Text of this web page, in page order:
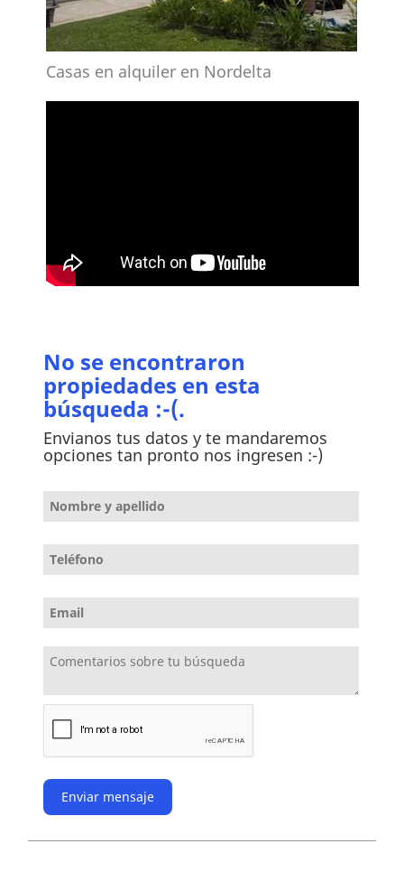
Casas en alquiler en Nordelta
No se encontraron
propiedades en esta
búsqueda :-(.
Envianos tus datos y te mandaremos
opciones tan pronto nos ingresen :-)
Enviar mensaje